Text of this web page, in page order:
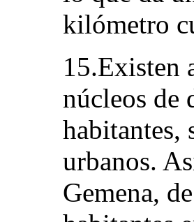
kilómetro
15.Existen
núcleos de
habitantes,
urbanos.
Gemena,